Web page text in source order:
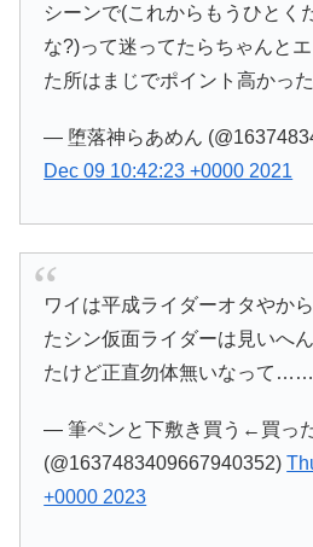
シーンで(これからもうひとく
な?)って迷ってたらちゃんと
た所はまじでポイント高かっ
— 堕落神らあめん
Dec 09 10:42:23 +0000 2021
ワイは平成ライダーオタやか
たシン仮面ライダーは見いへ
たけど正直勿体無いなって……
— 筆ペンと下敷き買う←買っ
(@1637483409667940352)
+0000 2023